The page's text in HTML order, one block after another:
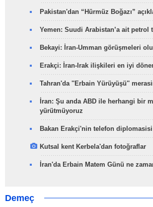
Pakistan'dan “Hürmüz Boğazı”
Yemen: Suudi Arabistan’a ait
Bekayi: İran-Umman görüşmeleri
Erakçi: İran-Irak ilişkileri en iyi
Tahran'da ''Erbain Yürüyüşü''
İran: Şu anda ABD ile herhangi bir
yürütmüyoruz
Bakan Erakçi'nin telefon
Kutsal kent Kerbela'dan fotoğraflar
İran'da Erbain Matem Günü ne
Demeç